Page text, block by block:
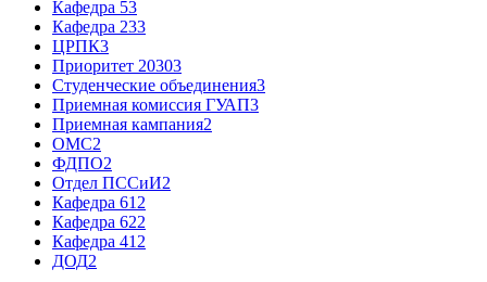
Кафедра 53
Кафедра 233
ЦРПК3
Приоритет 20303
Студенческие объединения3
Приемная комиссия ГУАП3
Приемная кампания2
ОМС2
ФДПО2
Отдел ПССиИ2
Кафедра 61 2
Кафедра 622
Кафедра 41 2
ДОД2